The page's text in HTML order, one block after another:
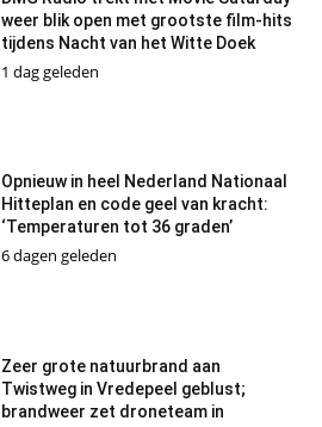
weer blik open met grootste film-hits
tijdens Nacht van het Witte Doek
1 dag geleden
Opnieuw in heel Nederland Nationaal
Hitteplan en code geel van kracht:
‘Temperaturen tot 36 graden’
6 dagen geleden
Zeer grote natuurbrand aan
Twistweg in Vredepeel geblust;
brandweer zet droneteam in